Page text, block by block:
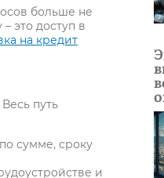
больше не
это доступ в
на кредит
путь
сумме, сроку
и